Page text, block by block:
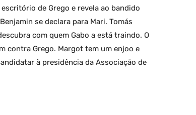
de Grego e revela ao bandido
se declara para Mari. Tomás
com quem Gabo a está traindo. O
contra Grego. Margot tem um enjoo e
à presidência da Associação de